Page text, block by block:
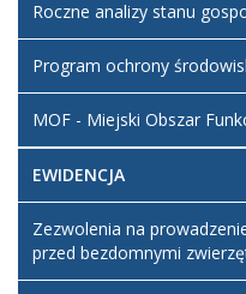
Roczne analizy stanu
Program ochrony
MOF - Miejski Obszar
EWIDENCJA
Zezwolenia na
przed bezdomnymi